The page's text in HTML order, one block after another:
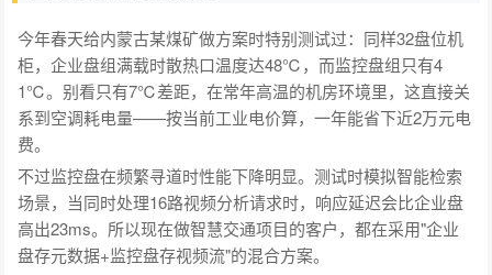
今年春天给内蒙古某煤矿做方案时特别测试过：同样32盘位机
柜，企业盘组满载时散热口温度达48℃，而监控盘组只有4
1℃。别看只有7℃差距，在常年高温的机房环境里，这直接关
系到空调耗电量——按当前工业电价算，一年能省下近2万元电
费。
不过监控盘在频繁寻道时性能下降明显。测试时模拟智能检索
场景，当同时处理16路视频分析请求时，响应延迟会比企业盘
高出23ms。所以现在做智慧交通项目的客户，都在采用"企业
盘存元数据+监控盘存视频流"的混合方案。